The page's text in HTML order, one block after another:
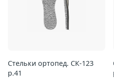
Стельки ортопед. СК-123
р.41